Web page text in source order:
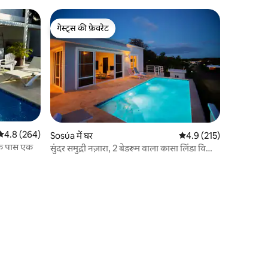
रेटिंग 5 में से 4.8, 264 समीक्षाएँ
4.8 (264)
पास एक
गेस्ट्स की फ़ेवरेट
गेस्ट्स की फ़ेवरेट
Sosúa में घर औसत रेटिंग 5 में से 4.9,
4.9 (215)
सुंदर समुद्री नज़ारा, 2 बेडरूम वाला कासा लिंडा विला